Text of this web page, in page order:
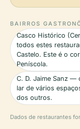
BAIRROS
Casco Histórico
todos estes
Castelo. Este é o
Peníscola.
C. D. Jaime Sanz —
lar de vários
dos outros.
Dados de restaurantes